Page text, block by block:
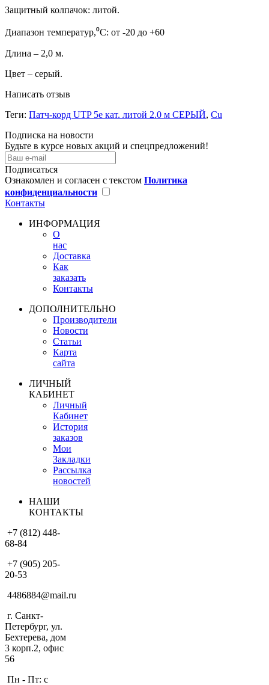
Защитный колпачок: литой.
Диапазон температур,⁰C: от -20 до +60
Длина – 2,0 м.
Цвет – серый.
Написать отзыв
Теги: Патч-корд UTP 5e кат. литой 2.0 м СЕРЫЙ, Cu
Подписка на новости
Будьте в курсе новых акций и спецпредложений!
Подписаться
Ознакомлен и согласен с текстом Политика
конфиденциальности
Контакты
ИНФОРМАЦИЯ
О
нас
Доставка
Как
заказать
Контакты
ДОПОЛНИТЕЛЬНО
Производители
Новости
Статьи
Карта
сайта
ЛИЧНЫЙ
КАБИНЕТ
Личный
Кабинет
История
заказов
Мои
Закладки
Рассылка
новостей
НАШИ
КОНТАКТЫ
+7 (812) 448-
68-84
+7 (905) 205-
20-53
4486884@mail.ru
г. Санкт-
Петербург, ул.
Бехтерева, дом
3 корп.2, офис
56
Пн - Пт: с